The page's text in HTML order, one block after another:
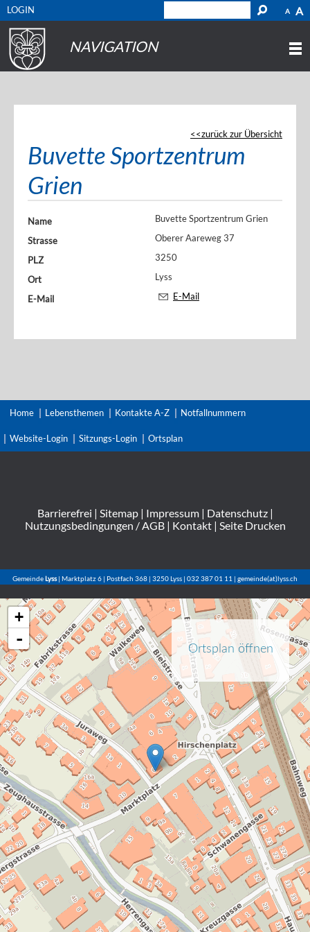
A A
LOGIN
NAVIGATION
zurück zur Übersicht
Buvette Sportzentrum
Grien
Name
Buvette Sportzentrum Grien
Strasse
Oberer Aareweg 37
PLZ
3250
Ort
Lyss
E-Mail
E-Mail
Home Lebensthemen Kontakte A-Z Notfallnummern
Website-Login Sitzungs-Login Ortsplan
Barrierefrei | Sitemap| Impressum| Datenschutz|
Nutzungsbedingungen / AGB| Kontakt| Seite Drucken
GemeindeLyss| Marktplatz 6 | Postfach 368 | 3250 Lyss | 032 387 01 11 | gemeinde(at)lyss.ch